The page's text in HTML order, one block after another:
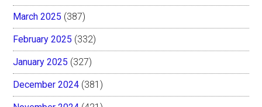
March 2025 (387)
February 2025 (332)
January 2025 (327)
December 2024 (381)